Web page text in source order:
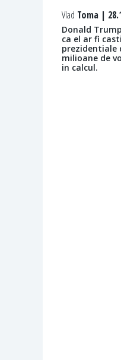
Vlad Toma |
Donald
ca el ar fi
prezidentiale
milioane de
in calcul.